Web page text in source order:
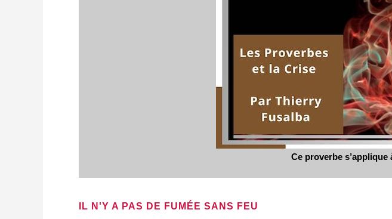
Ce proverbe
IL N'Y A PAS DE FUMÉE SANS FEU